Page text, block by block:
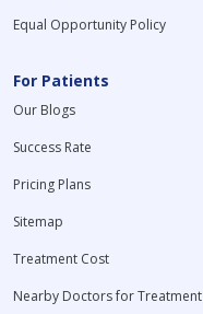
Equal Opportunity Policy
For Patients
Our Blogs
Success Rate
Pricing Plans
Sitemap
Treatment Cost
Nearby Doctors for Treatment